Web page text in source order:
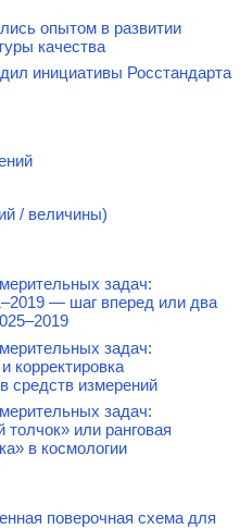
опытом в развитии
качества
инициативы Росстандарта
/ величины)
задач:
— шаг вперед или два
задач:
корректировка
средств измерений
задач:
или ранговая
в космологии
поверочная схема для